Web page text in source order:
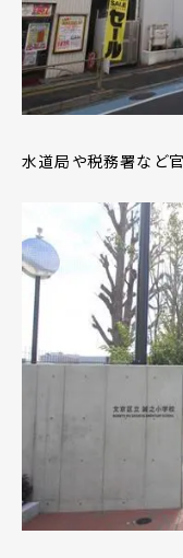
水道局や税務署など官